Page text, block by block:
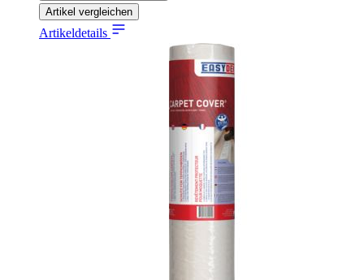
Artikel vergleichen
Artikeldetails